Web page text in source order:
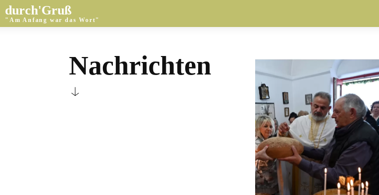
durch'Gruß
"Am Anfang war das Wort"
Nachrichten